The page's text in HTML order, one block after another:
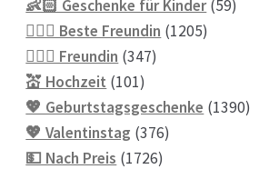
Produkte
👶🏻 Geschenke für Kinder 5959
💁🏼‍♀️ Beste Freundin 12051205
💁🏼‍♀️ Freundin 347347
💒 Hochzeit 101101
Produkte
💖 Geburtstagsgeschenke 13901390
💖 Valentinstag 376376
💵 Nach Preis 17261726